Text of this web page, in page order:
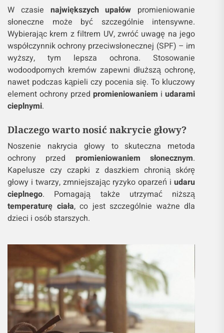
W czasie największych upałów promieniowanie
słoneczne może być szczególnie intensywne.
Wybierając krem z filtrem UV, zwróć uwagę na jego
współczynnik ochrony przeciwsłonecznej (SPF) – im
wyższy, tym lepsza ochrona. Stosowanie
wodoodpornych kremów zapewni dłuższą ochronę,
nawet podczas kąpieli czy pocenia się. To kluczowy
element ochrony przedpromieniowaniem iudarami
cieplnymi.
Dlaczego warto nosić nakrycie głowy?
Noszenie nakrycia głowy to skuteczna metoda
ochrony przed promieniowaniem słonecznym.
Kapelusze czy czapki z daszkiem chronią skórę
głowy i twarzy, zmniejszając ryzyko oparzeń iudaru
cieplnego. Pomagają także utrzymać niższą
temperaturę ciała, co jest szczególnie ważne dla
dzieci i osób starszych.